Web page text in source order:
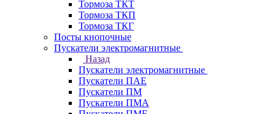
Тормоза ТКТ
Тормоза ТКП
Тормоза ТКГ
Посты кнопочные
Пускатели электромагнитные
Назад
Пускатели электромагнитные
Пускатели ПАЕ
Пускатели ПМ
Пускатели ПМА